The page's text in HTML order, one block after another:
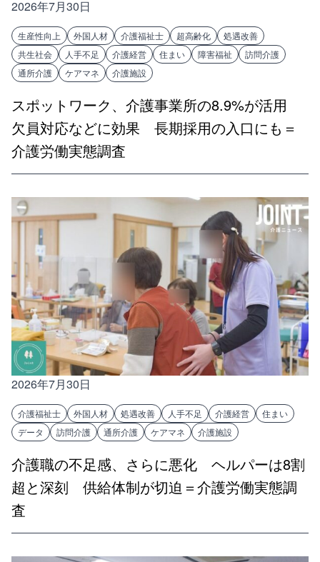
2026年7月30日
生産性向上 外国人材 介護福祉士 超高齢化
処遇改善
共生社会
人手不足 介護経営 住まい 障害福祉
訪問介護
通所介護
ケアマネ 介護施設
スポットワーク、介護事業所の8.9%が活用
欠員対応などに効果 長期採用の入口にも＝
介護労働実態調査
2026年7月30日
介護福祉士 外国人材 処遇改善 人手不足 介護経営
住まい
データ
訪問介護 通所介護 ケアマネ 介護施設
介護職の不足感、さらに悪化 ヘルパーは8割
超と深刻 供給体制が切迫＝介護労働実態調
査